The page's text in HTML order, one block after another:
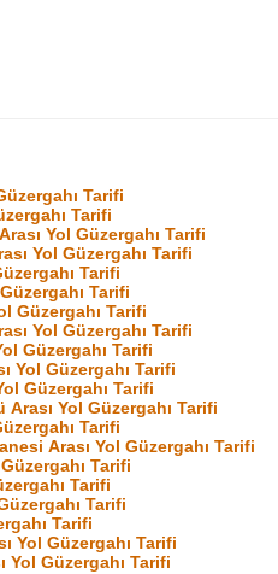
Tarifi
Tarifi
Yol Güzergahı Tarifi
Yol Güzergahı Tarifi
Tarifi
Tarifi
Güzergahı Tarifi
Yol Güzergahı Tarifi
Güzergahı Tarifi
Yol Güzergahı Tarifi
Güzergahı Tarifi
Yol Güzergahı Tarifi
Tarifi
Arası Yol Güzergahı Tarifi
Tarifi
Tarifi
Tarifi
Tarifi
Yol Güzergahı Tarifi
Arası Yol Güzergahı Tarifi